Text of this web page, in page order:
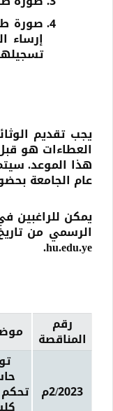
صورة
إرساء
يجب تقديم
عام الجامعة
يمكن للراغبين
الرسمي من تاريخ نشر هذا
hu.edu.ye
.
رقم
المناقصة
2/2023م